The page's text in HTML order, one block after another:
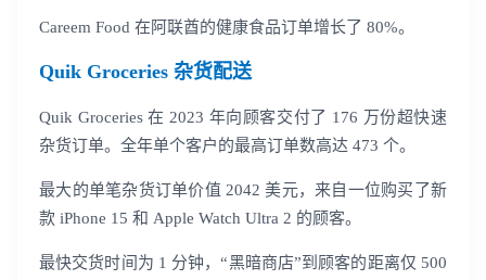
Careem Food 在阿联酋的健康食品订单增长了 80%。
Quik Groceries 杂货配送
Quik Groceries 在 2023 年向顾客交付了 176 万份超快速
杂货订单。全年单个客户的最高订单数高达 473 个。
最大的单笔杂货订单价值 2042 美元，来自一位购买了新
款 iPhone 15 和 Apple Watch Ultra 2 的顾客。
最快交货时间为 1 分钟，“黑暗商店”到顾客的距离仅 500